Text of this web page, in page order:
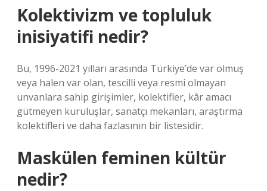
Kolektivizm ve topluluk
inisiyatifi nedir?
Bu, 1996-2021 yılları arasında Türkiye’de var olmuş
veya halen var olan, tescilli veya resmi olmayan
unvanlara sahip girişimler, kolektifler, kâr amacı
gütmeyen kuruluşlar, sanatçı mekanları, araştırma
kolektifleri ve daha fazlasının bir listesidir.
Maskülen feminen kültür
nedir?